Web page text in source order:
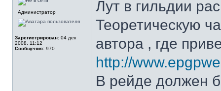
Администратор
Зарегистрирован: 04 дек
2008, 11:12
Сообщения: 970
Лут в гильдии
Теоретическую
автора , где
http://
В рейде должен